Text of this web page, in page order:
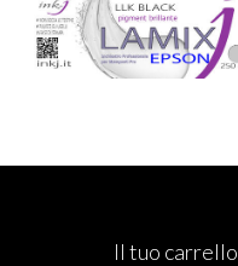
Il tuo carrello